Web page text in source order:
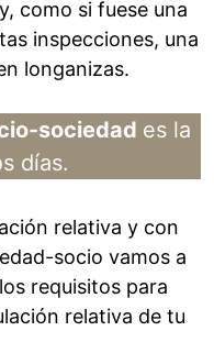
como si fuese una
inspecciones, una
longanizas.
sociedad es la
días.
relativa y con
socio vamos a
requisitos para
relativa de tu